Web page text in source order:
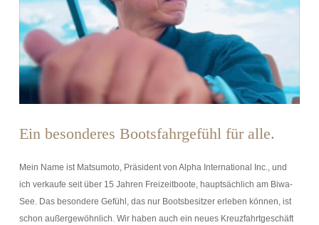
Ein besonderes Bootsfahrgefühl für alle.
Mein Name ist Matsumoto, Präsident von Alpha International Inc., und
ich verkaufe seit über 15 Jahren Freizeitboote, hauptsächlich am Biwa-
See. Das besondere Gefühl, das nur Bootsbesitzer erleben können, ist
schon außergewöhnlich. Wir haben auch ein neues Kreuzfahrtgeschäft